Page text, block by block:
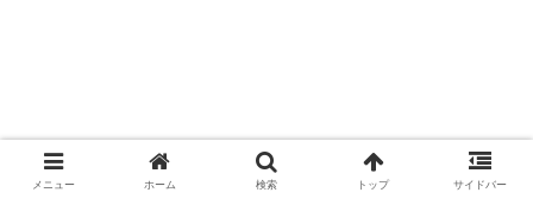
メニュー ホーム 検索 トップ サイドバー